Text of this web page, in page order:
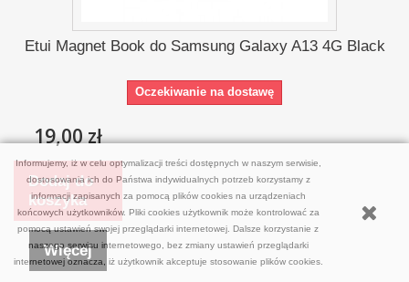
Informujemy, iż w celu optymalizacji treści dostępnych w naszym serwisie,
dostosowania ich do Państwa indywidualnych potrzeb korzystamy z
informacji zapisanych za pomocą plików cookies na urządzeniach
końcowych użytkowników. Pliki cookies użytkownik może kontrolować za
pomocą ustawień swojej przeglądarki internetowej. Dalsze korzystanie z
naszego serwisu internetowego, bez zmiany ustawień przeglądarki
internetowej oznacza, iż użytkownik akceptuje stosowanie plików cookies.
Etui Magnet Book do Samsung Galaxy A13 4G Black
Oczekiwanie na dostawę
19,00 zł
Dodaj do
koszyka
Więcej